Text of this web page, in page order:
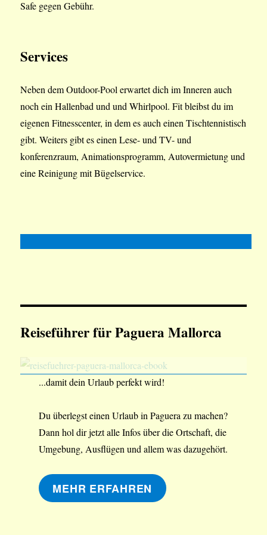
Safe gegen Gebühr.
Services
Neben dem Outdoor-Pool erwartet dich im Inneren auch
noch ein Hallenbad und und Whirlpool. Fit bleibst du im
eigenen Fitnesscenter, in dem es auch einen Tischtennistisch
gibt. Weiters gibt es einen Lese- und TV- und
konferenzraum, Animationsprogramm, Autovermietung und
eine Reinigung mit Bügelservice.
Reiseführer für Paguera Mallorca
...damit dein Urlaub perfekt wird!
Du überlegst einen Urlaub in Paguera zu machen?
Dann hol dir jetzt alle Infos über die Ortschaft, die
Umgebung, Ausflügen und allem was dazugehört.
MEHR ERFAHREN